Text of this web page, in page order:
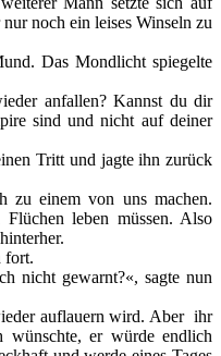
noch ein leises Winseln zu
Das Mondlicht spiegelte
anfallen? Kannst du dir
sind und nicht auf deiner
Tritt und jagte ihn zurück
zu einem von uns machen.
leben müssen. Also
fort.
nicht gewarnt?«, sagte nun
auflauern wird. Aber ihr
er würde endlich